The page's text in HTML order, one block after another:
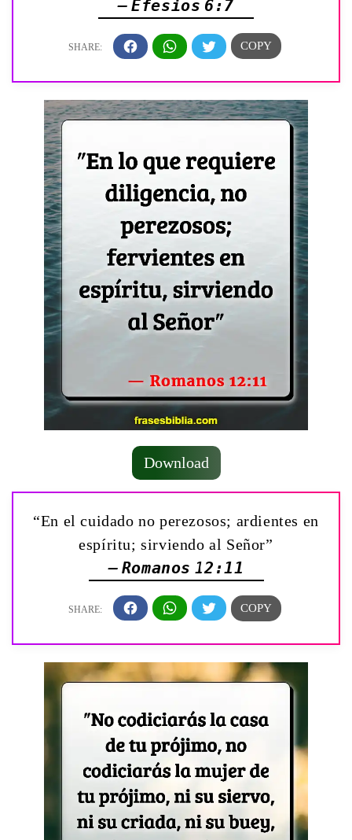
— Efesios 6:7
Download
“En el cuidado no perezosos; ardientes en
espíritu; sirviendo al Señor”
— Romanos 12:11